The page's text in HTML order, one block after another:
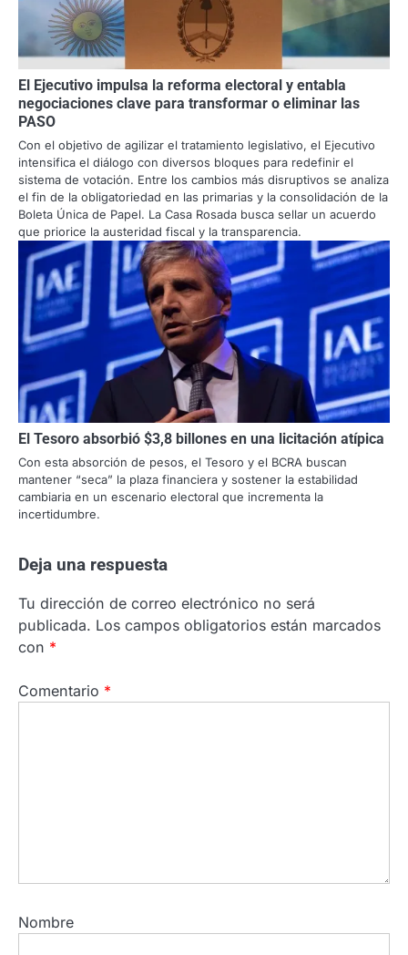
El Ejecutivo impulsa la reforma electoral y entabla
negociaciones clave para transformar o eliminar las
PASO
Con el objetivo de agilizar el tratamiento legislativo, el Ejecutivo
intensifica el diálogo con diversos bloques para redefinir el
sistema de votación. Entre los cambios más disruptivos se analiza
el fin de la obligatoriedad en las primarias y la consolidación de la
Boleta Única de Papel. La Casa Rosada busca sellar un acuerdo
que priorice la austeridad fiscal y la transparencia.
El Tesoro absorbió $3,8 billones en una licitación atípica
Con esta absorción de pesos, el Tesoro y el BCRA buscan
mantener “seca” la plaza financiera y sostener la estabilidad
cambiaria en un escenario electoral que incrementa la
incertidumbre.
Deja una respuesta
Tu dirección de correo electrónico no será
publicada. Los campos obligatorios están marcados
con *
Comentario *
Nombre